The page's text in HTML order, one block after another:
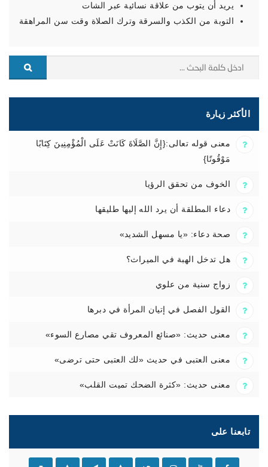
يريد أن يتوب من علاقة نسائية عبر الشات
التوبة من الكذب والسرقة وترك الصلاة وقت سن المراهقة
الأكثر زيارة
معنى قوله تعالى:{إِنَّ الصَّلَاةَ كَانَتْ عَلَى الْمُؤْمِنِينَ كِتَابًا
مَوْقُوتًا}
الخوف من تحقق الرؤيا
دعاء المطلقة أن يرد الله إليها طليقها
صحة دعاء: «يا مسهل الشديد»
هل تدخل الهبة في الميراث؟
زواج سنية من علوي
القول الفصل في إتيان المرأة في دبرها
معنى حديث: «صنائع المعروف تقي مصارع السوء»
معنى العتبى في حديث «لك العتبى حتى ترضى»
معنى حديث: «كثرة الضحك تميت القلب»
تابعنا على